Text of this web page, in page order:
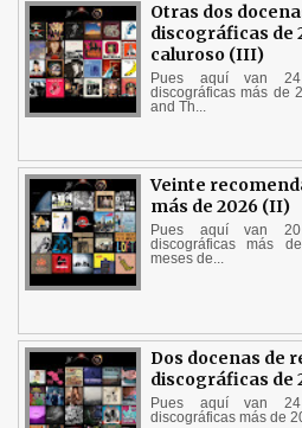
Otras dos
discográficas de
caluroso (III)
Pues aquí van 24
discográficas más de
and Th...
Veinte
más de 2026 (II)
Pues aquí van 20
discográficas más
meses de...
Dos docenas de
discográficas de
Pues aquí van 24
discográficas más de